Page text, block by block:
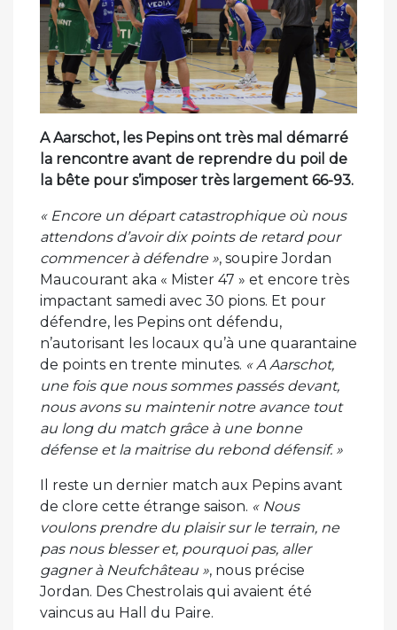
A Aarschot, les Pepins ont très mal démarré
la rencontre avant de reprendre du poil de
la bête pour s’imposer très largement 66-93.
« Encore un départ catastrophique où nous
attendons d’avoir dix points de retard pour
commencer à défendre », soupire Jordan
Maucourant aka « Mister 47 » et encore très
impactant samedi avec 30 pions. Et pour
défendre, les Pepins ont défendu,
n’autorisant les locaux qu’à une quarantaine
de points en trente minutes. « A Aarschot,
une fois que nous sommes passés devant,
nous avons su maintenir notre avance tout
au long du match grâce à une bonne
défense et la maitrise du rebond défensif. »
Il reste un dernier match aux Pepins avant
de clore cette étrange saison. « Nous
voulons prendre du plaisir sur le terrain, ne
pas nous blesser et, pourquoi pas, aller
gagner à Neufchâteau », nous précise
Jordan. Des Chestrolais qui avaient été
vaincus au Hall du Paire.